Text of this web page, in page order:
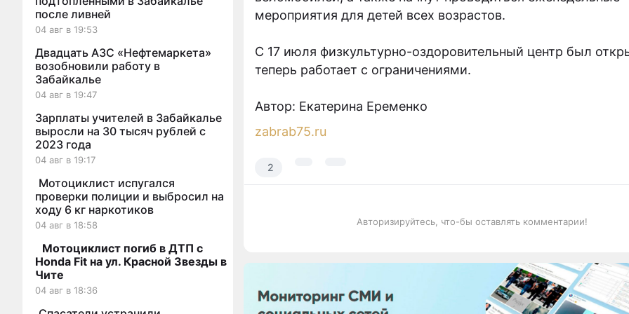
после ливней
04 авг в 19:53
Двадцать АЗС «Нефтемаркета»
возобновили работу в
Забайкалье
04 авг в 19:47
Зарплаты учителей в Забайкалье
выросли на 30 тысяч рублей с
2023 года
04 авг в 19:17
Мотоциклист испугался
проверки полиции и выбросил на
ходу 6 кг наркотиков
04 авг в 18:58
Мотоциклист погиб в ДТП с
Honda Fit на ул. Красной Звезды в
Чите
04 авг в 18:36
мероприятия для детей всех возрастов.
С 17 июля физкультурно-оздоровительный центр был
теперь работает с ограничениями.
Автор: Екатерина Еременко
zabrab75.ru
2
Авторизируйтесь, что-бы оставлять комментарии!